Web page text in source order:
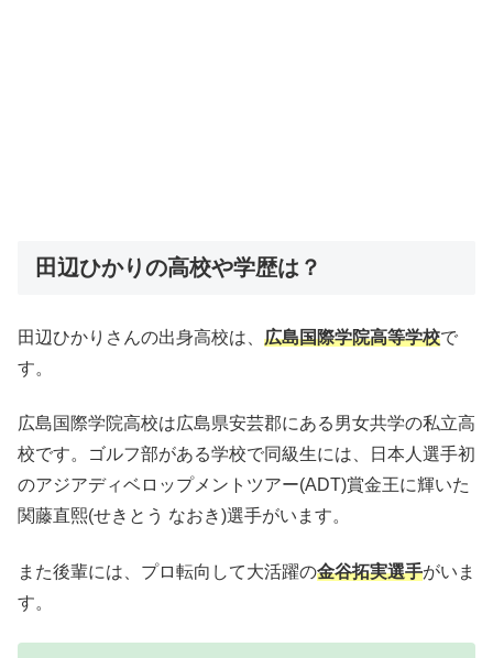
田辺ひかりの高校や学歴は？
田辺ひかりさんの出身高校は、 広島国際学院高等学校で
す。
広島国際学院高校は広島県安芸郡にある男女共学の私立高
校です。ゴルフ部がある学校で同級生には、日本人選手初
のアジアディベロップメントツアー(ADT)賞金王に輝いた
関藤直熙(せきとう なおき)選手がいます。
また後輩には、プロ転向して大活躍の金谷拓実選手がいま
す。